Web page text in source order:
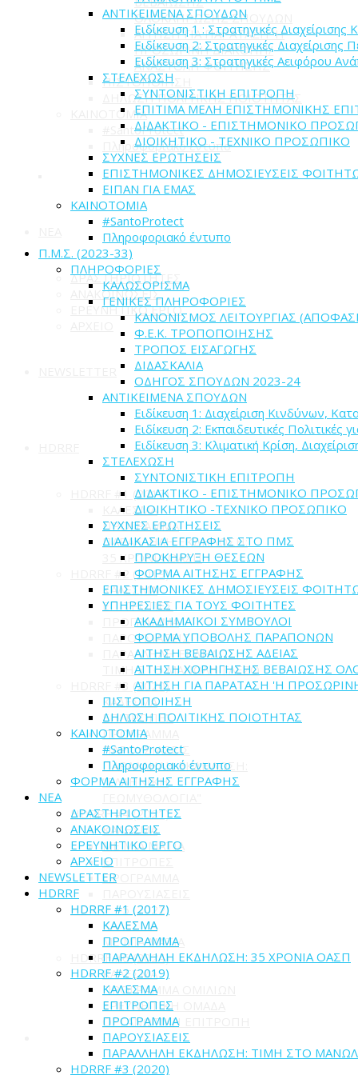
ΟΛΟΚΛΗΡΩΣΗΣ ΣΠΟΥΔΩΝ
ΑΙΤΗΣΗ ΓΙΑ ΠΑΡΑΤΑΣΗ 'Η
ΠΡΟΣΩΡΙΝΗ ΔΙΑΚΟΠΗ/
ΑΝΑΣΤΟΛΗ ΦΟΙΤΗΣΗΣ
ΠΙΣΤΟΠΟΙΗΣΗ
ΔΗΛΩΣΗ ΠΟΛΙΤΙΚΗΣ ΠΟΙΟΤΗΤΑΣ
ΚΑΙΝΟΤΟΜΙΑ
#SantoProtect
Πληροφοριακό έντυπο
ΔΡΑΣΤΗΡΙΟΤΗΤΕΣ
ΑΝΑΚΟΙΝΩΣΕΙΣ
ΕΡΕΥΝΗΤΙΚΟ ΕΡΓΟ
HDRRF #1 (2017)
ΚΑΛΕΣΜΑ
ΠΡΟΓΡΑΜΜΑ
ΠΑΡΑΛΛΗΛΗ ΕΚΔΗΛΩΣΗ:
35 ΧΡΟΝΙΑ ΟΑΣΠ
HDRRF #2 (2019)
ΚΑΛΕΣΜΑ
ΕΠΙΤΡΟΠΕΣ
ΠΡΟΓΡΑΜΜΑ
ΠΑΡΟΥΣΙΑΣΕΙΣ
ΠΑΡΑΛΛΗΛΗ ΕΚΔΗΛΩΣΗ:
ΤΙΜΗ ΣΤΟ ΜΑΝΩΛΗ ΓΛΕΖΟ
HDRRF #3 (2020)
ΚΑΛΕΣΜΑ
ΕΠΙΤΡΟΠΕΣ
ΠΡΟΓΡΑΜΜΑ
ΠΑΡΟΥΣΙΑΣΕΙΣ
ΠΑΡΑΛΛΗΛΗ ΕΚΔΗΛΩΣΗ:
"ΕΛΛΗΝΙΚΗ
HDRRF #4 (2021)
ΚΑΛΕΣΜΑ
ME MIA MATIA
ΕΠΙΤΡΟΠΕΣ
ΠΡΟΓΡΑΜΜΑ
HDRRF #5 (2022)
ΚΑΛΕΣΜΑ
ME MIA MATIA
HDRRF #6 (2024)
ΚΑΛΕΣΜΑ
ΠΡΟΓΡΑΜΜΑ ΟΜΙΛΙΩΝ
ΕΡΕΥΝΗΤΙΚΗ ΟΜΑΔΑ
ΟΡΓΑΝΩΤΙΚΗ ΕΠΙΤΡΟΠΗ
ΑΝΤΙΚΕΙΜΕΝΑ ΣΠΟΥΔΩΝ
Ειδίκευση 1 : Στρατηγικές
Ειδίκευση 2: Στρατηγικές
Ειδίκευση 3: Στρατηγικές Αειφόρου
ΣΤΕΛΕΧΩΣΗ
ΣΥΝΤΟΝΙΣΤΙΚΗ ΕΠΙΤΡΟΠΗ
ΕΠΙΤΙΜΑ ΜΕΛΗ ΕΠΙΣΤΗΜΟΝΙΚΗΣ
ΔΙΔΑΚΤΙΚΟ - ΕΠΙΣΤΗΜΟΝΙΚΟ
ΔΙΟΙΚΗΤΙΚΟ - ΤΕΧΝΙΚΟ ΠΡΟΣΩΠΙΚΟ
ΣΥΧΝΕΣ ΕΡΩΤΗΣΕΙΣ
ΕΠΙΣΤΗΜΟΝΙΚΕΣ ΔΗΜΟΣΙΕΥΣΕΙΣ
ΕΙΠΑΝ ΓΙΑ ΕΜΑΣ
ΚΑΙΝΟΤΟΜΙΑ
#SantoProtect
Πληροφοριακό έντυπο
Π.Μ.Σ. (2023-33)
ΠΛΗΡΟΦΟΡΙΕΣ
ΚΑΛΩΣΟΡΙΣΜΑ
ΓΕΝΙΚΕΣ ΠΛΗΡΟΦΟΡΙΕΣ
ΚΑΝΟΝΙΣΜΟΣ ΛΕΙΤΟΥΡΓΙΑΣ
Φ.Ε.Κ. ΤΡΟΠΟΠΟΙΗΣΗΣ
ΤΡΟΠΟΣ ΕΙΣΑΓΩΓΗΣ
ΔΙΔΑΣΚΑΛΙΑ
ΟΔΗΓΟΣ ΣΠΟΥΔΩΝ 2023-24
ΑΝΤΙΚΕΙΜΕΝΑ ΣΠΟΥΔΩΝ
Ειδίκευση 1: Διαχείριση Κινδύνων,
Ειδίκευση 2: Εκπαιδευτικές Πολιτικές
Ειδίκευση 3: Κλιματική Κρίση,
ΣΤΕΛΕΧΩΣΗ
ΣΥΝΤΟΝΙΣΤΙΚΗ ΕΠΙΤΡΟΠΗ
ΔΙΔΑΚΤΙΚΟ - ΕΠΙΣΤΗΜΟΝΙΚΟ
ΔΙΟΙΚΗΤΙΚΟ -ΤΕΧΝΙΚΟ ΠΡΟΣΩΠΙΚΟ
ΣΥΧΝΕΣ ΕΡΩΤΗΣΕΙΣ
ΔΙΑΔΙΚΑΣΙΑ ΕΓΓΡΑΦΗΣ ΣΤΟ ΠΜΣ
ΠΡΟΚΗΡΥΞΗ ΘΕΣΕΩΝ
ΦΟΡΜΑ ΑΙΤΗΣΗΣ ΕΓΓΡΑΦΗΣ
ΕΠΙΣΤΗΜΟΝΙΚΕΣ ΔΗΜΟΣΙΕΥΣΕΙΣ
ΥΠΗΡΕΣΙΕΣ ΓΙΑ ΤΟΥΣ ΦΟΙΤΗΤΕΣ
ΑΚΑΔΗΜΑΪΚΟΙ ΣΥΜΒΟΥΛΟΙ
ΦΟΡΜΑ ΥΠΟΒΟΛΗΣ ΠΑΡΑΠΟΝΩΝ
ΑΙΤΗΣΗ ΒΕΒΑΙΩΣΗΣ ΑΔΕΙΑΣ
ΑΙΤΗΣΗ ΧΟΡΗΓΗΣΗΣ ΒΕΒΑΙΩΣΗΣ
ΑΙΤΗΣΗ ΓΙΑ ΠΑΡΑΤΑΣΗ 'Η
ΠΙΣΤΟΠΟΙΗΣΗ
ΔΗΛΩΣΗ ΠΟΛΙΤΙΚΗΣ ΠΟΙΟΤΗΤΑΣ
ΚΑΙΝΟΤΟΜΙΑ
#SantoProtect
Πληροφοριακό έντυπο
ΦΟΡΜΑ ΑΙΤΗΣΗΣ ΕΓΓΡΑΦΗΣ
ΝΕΑ
ΔΡΑΣΤΗΡΙΟΤΗΤΕΣ
ΑΝΑΚΟΙΝΩΣΕΙΣ
ΕΡΕΥΝΗΤΙΚΟ ΕΡΓΟ
ΑΡΧΕΙΟ
NEWSLETTER
HDRRF
HDRRF #1 (2017)
ΚΑΛΕΣΜΑ
ΠΡΟΓΡΑΜΜΑ
ΠΑΡΑΛΛΗΛΗ ΕΚΔΗΛΩΣΗ: 35 ΧΡΟΝΙΑ ΟΑΣΠ
HDRRF #2 (2019)
ΚΑΛΕΣΜΑ
ΕΠΙΤΡΟΠΕΣ
ΠΡΟΓΡΑΜΜΑ
ΠΑΡΟΥΣΙΑΣΕΙΣ
ΠΑΡΑΛΛΗΛΗ ΕΚΔΗΛΩΣΗ: ΤΙΜΗ ΣΤΟ
HDRRF #3 (2020)